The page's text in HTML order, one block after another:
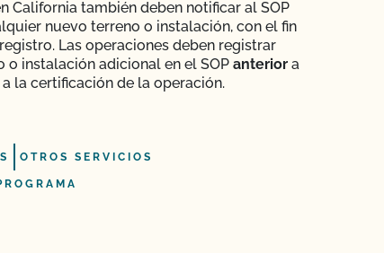
California también deben notificar al SOP
nuevo terreno o instalación, con el fin
Las operaciones deben registrar
o instalación adicional en el SOP anterior a
la certificación de la operación.
OTROS SERVICIOS